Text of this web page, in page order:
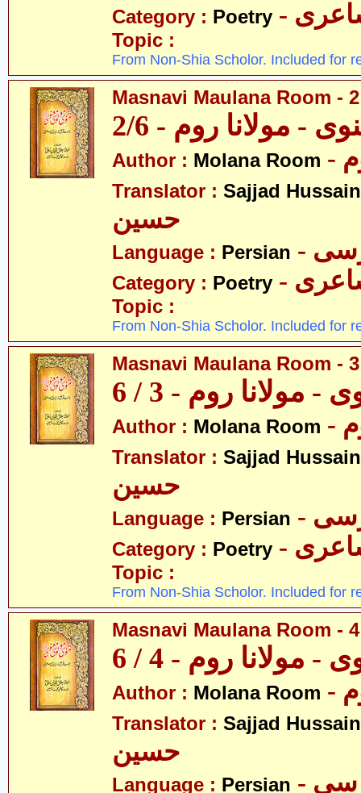
Category : Poetry
Topic :
From Non-Shia Scholor. Included for
Masnavi Maulana Room -
- مولانا روم - 2/6
Author : Molana Room
Translator : Sajjad Hussain
حسین
Language : Persian
Category : Poetry
Topic :
From Non-Shia Scholor. Included for
Masnavi Maulana Room -
- مولانا روم - 3 / 6
Author : Molana Room
Translator : Sajjad Hussain
حسین
Language : Persian
Category : Poetry
Topic :
From Non-Shia Scholor. Included for
Masnavi Maulana Room -
- مولانا روم - 4 / 6
Author : Molana Room
Translator : Sajjad Hussain
حسین
Language : Persian